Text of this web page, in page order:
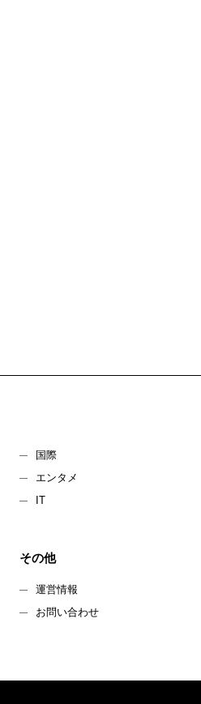
国際
エンタメ
IT
その他
運営情報
お問い合わせ